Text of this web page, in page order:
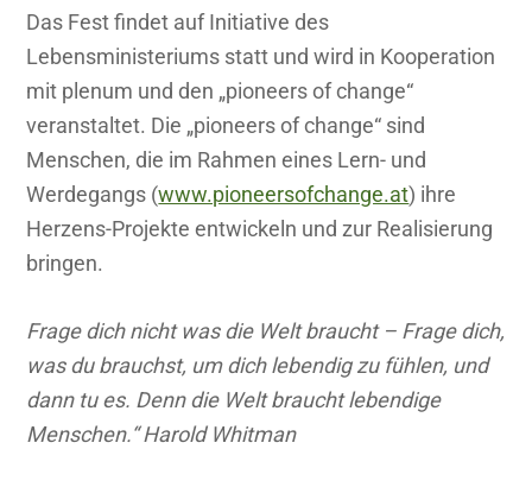
Das Fest findet auf Initiative des
Lebensministeriums statt und wird in Kooperation
mit plenum und den „pioneers of change“
veranstaltet. Die „pioneers of change“ sind
Menschen, die im Rahmen eines Lern- und
Werdegangs (www.pioneersofchange.at) ihre
Herzens-Projekte entwickeln und zur Realisierung
bringen.
Frage dich nicht was die Welt braucht – Frage dich,
was du brauchst, um dich lebendig zu fühlen, und
dann tu es. Denn die Welt braucht lebendige
Menschen.“ Harold Whitman